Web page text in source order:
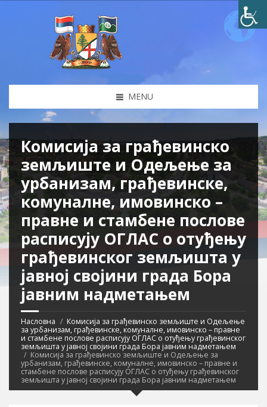
MENU
Комисија за грађевинско
земљиште и Одељење за
урбанизам, грађевинске,
комуналне, имовинско –
правне и стамбене послове
расписују ОГЛАС о отуђењу
грађевинског земљишта у
јавној својини града Бора
јавним надметањем
Насловна
Комисија за грађевинско земљиште и Одељење
за урбанизам, грађевинске, комуналне, имовинско – правне
и стамбене послове расписују ОГЛАС о отуђењу грађевинског
земљишта у јавној својини града Бора јавним надметањем
Комисија за грађевинско земљиште и Одељење за
урбанизам, грађевинске, комуналне, имовинско – правне и
стамбене послове расписују ОГЛАС о отуђењу грађевинског
земљишта у јавној својини града Бора јавним надметањем